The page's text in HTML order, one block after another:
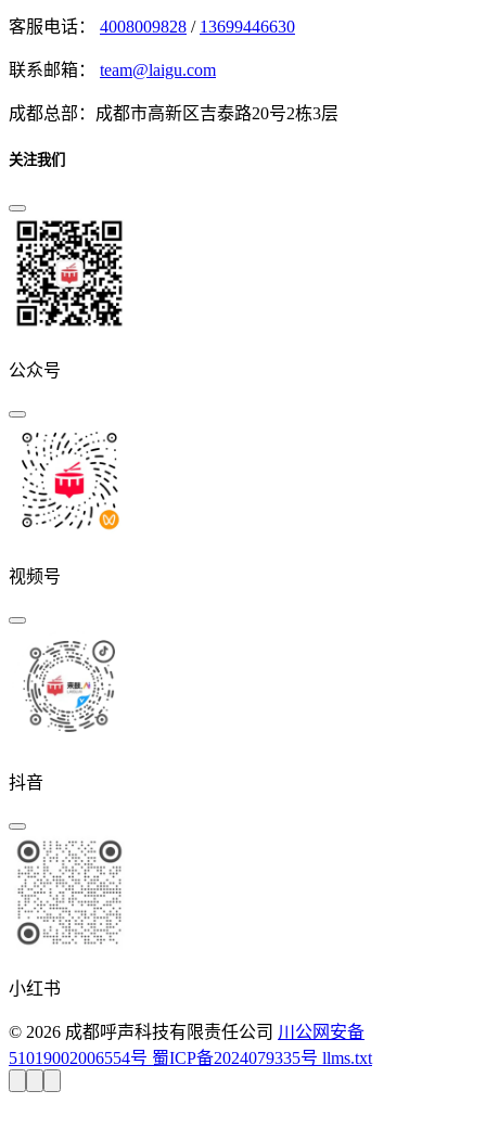
客服电话： 4008009828 / 13699446630
联系邮箱： team@laigu.com
成都总部：成都市高新区吉泰路20号2栋3层
关注我们
公众号
视频号
抖音
小红书
© 2026 成都呼声科技有限责任公司 川公网安备
51019002006554号 蜀ICP备2024079335号 llms.txt